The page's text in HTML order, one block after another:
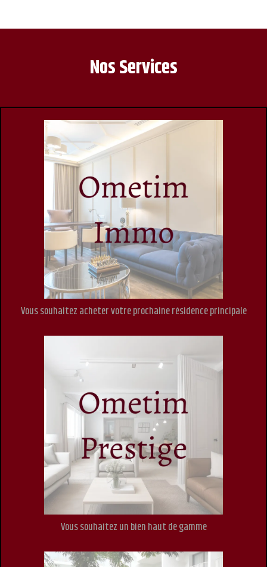
Nos Services
Vous souhaitez acheter votre prochaine résidence principale
Vous souhaitez un bien haut de gamme